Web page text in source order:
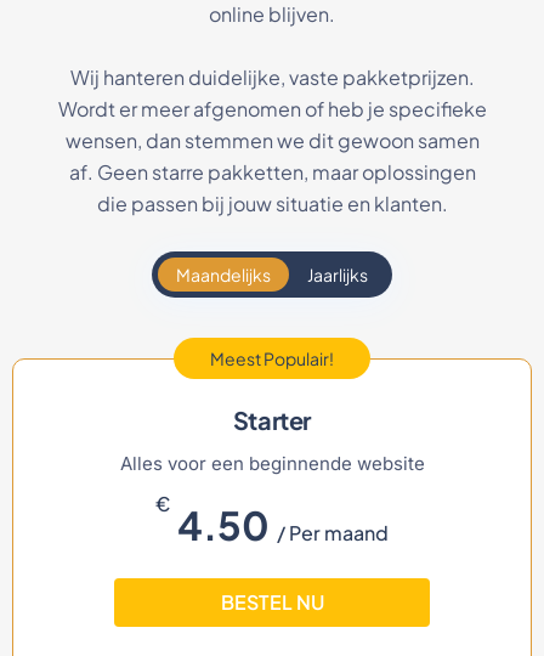
online blijven.
Wij hanteren duidelijke, vaste pakketprijzen.
Wordt er meer afgenomen of heb je specifieke
wensen, dan stemmen we dit gewoon samen
af. Geen starre pakketten, maar oplossingen
die passen bij jouw situatie en klanten.
Maandelijks Jaarlijks
Meest Populair!
Starter
Alles voor een beginnende website
€ 4.50 / Per maand
BESTEL NU